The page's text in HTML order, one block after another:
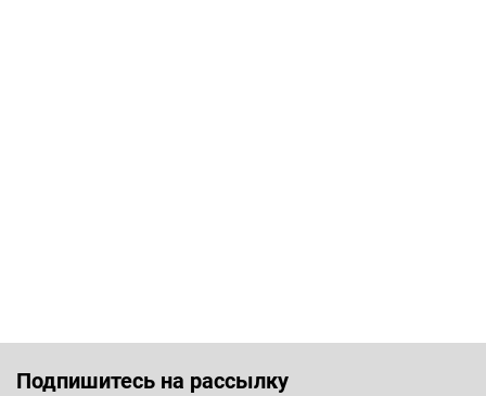
Подпишитесь на рассылку